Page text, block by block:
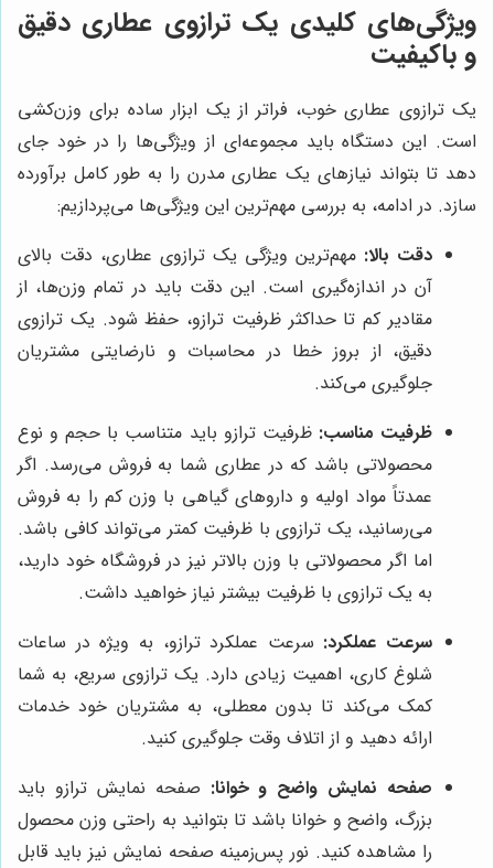
ویژگی‌های کلیدی یک ترازوی عطاری دقیق
و باکیفیت
یک ترازوی عطاری خوب، فراتر از یک ابزار ساده برای وزن‌کشی
است. این دستگاه باید مجموعه‌ای از ویژگی‌ها را در خود جای
دهد تا بتواند نیازهای یک عطاری مدرن را به طور کامل برآورده
سازد. در ادامه، به بررسی مهم‌ترین این ویژگی‌ها می‌پردازیم:
دقت بالا: مهم‌ترین ویژگی یک ترازوی عطاری، دقت بالای
آن در اندازه‌گیری است. این دقت باید در تمام وزن‌ها، از
مقادیر کم تا حداکثر ظرفیت ترازو، حفظ شود. یک ترازوی
دقیق، از بروز خطا در محاسبات و نارضایتی مشتریان
جلوگیری می‌کند.
ظرفیت مناسب: ظرفیت ترازو باید متناسب با حجم و نوع
محصولاتی باشد که در عطاری شما به فروش می‌رسد. اگر
عمدتاً مواد اولیه و داروهای گیاهی با وزن کم را به فروش
می‌رسانید، یک ترازوی با ظرفیت کمتر می‌تواند کافی باشد.
اما اگر محصولاتی با وزن بالاتر نیز در فروشگاه خود دارید،
به یک ترازوی با ظرفیت بیشتر نیاز خواهید داشت.
سرعت عملکرد: سرعت عملکرد ترازو، به ویژه در ساعات
شلوغ کاری، اهمیت زیادی دارد. یک ترازوی سریع، به شما
کمک می‌کند تا بدون معطلی، به مشتریان خود خدمات
ارائه دهید و از اتلاف وقت جلوگیری کنید.
صفحه نمایش واضح و خوانا: صفحه نمایش ترازو باید
بزرگ، واضح و خوانا باشد تا بتوانید به راحتی وزن محصول
را مشاهده کنید. نور پس‌زمینه صفحه نمایش نیز باید قابل